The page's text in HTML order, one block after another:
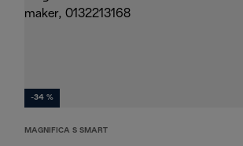
-34 %
MAGNIFICA S SMART